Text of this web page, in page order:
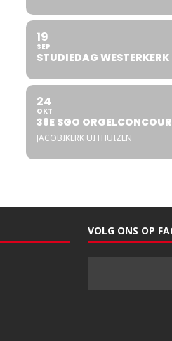
19
SEP
STUDIEDAG
24
OKT
38E SGO
JACOBIKERK UITHUIZEN
VOLG ONS OP